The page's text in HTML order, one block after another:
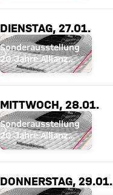
DIENSTAG, 27.01.
Sonderausstellung
20 Jahre Allianz
Arena
MITTWOCH, 28.01.
Sonderausstellung
20 Jahre Allianz
Arena
DONNERSTAG, 29.01.